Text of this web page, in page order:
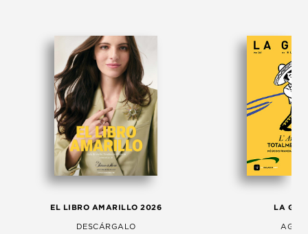
EL LIBRO AMARILLO 2026
DESCÁRGALO
LA